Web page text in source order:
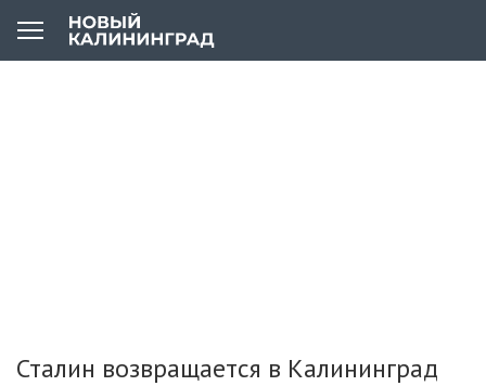
Сталин возвращается в Калининград